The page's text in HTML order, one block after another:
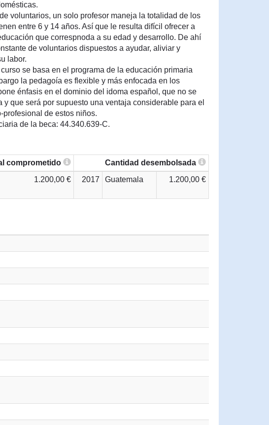
voluntarios, un solo profesor maneja la totalidad de los
entre 6 y 14 años. Así que le resulta difícil ofrecer a
que correspnoda a su edad y desarrollo. De ahí
de voluntarios dispuestos a ayudar, aliviar y
labor.
se basa en el programa de la educación primaria
la pedagoía es flexible y más enfocada en los
énfasis en el dominio del idoma español, que no se
y que será por supuesto una ventaja considerable para el
profesional de estos niños.
de la beca: 44.340.639-C.
comprometido
Cantidad desembolsada
1.200,00 € 2017 Guatemala 1.200,00 €